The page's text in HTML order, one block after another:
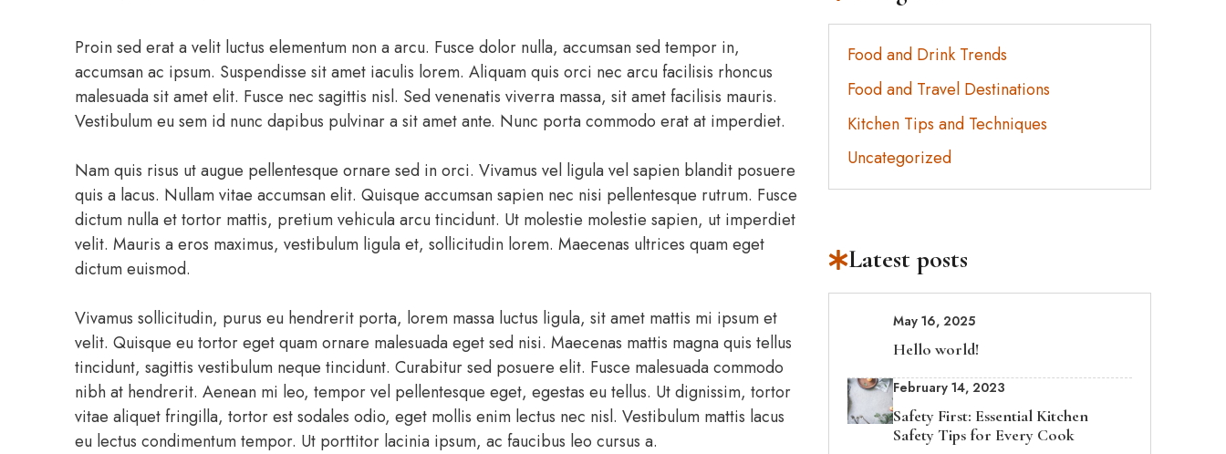
Proin sed erat a velit luctus elementum non a arcu. Fusce dolor nulla, accumsan sed tempor in,
accumsan ac ipsum. Suspendisse sit amet iaculis lorem. Aliquam quis orci nec arcu facilisis rhoncus
malesuada sit amet elit. Fusce nec sagittis nisl. Sed venenatis viverra massa, sit amet facilisis mauris.
Vestibulum eu sem id nunc dapibus pulvinar a sit amet ante. Nunc porta commodo erat at imperdiet.
Nam quis risus ut augue pellentesque ornare sed in orci. Vivamus vel ligula vel sapien blandit posuere
quis a lacus. Nullam vitae accumsan elit. Quisque accumsan sapien nec nisi pellentesque rutrum. Fusce
dictum nulla et tortor mattis, pretium vehicula arcu tincidunt. Ut molestie molestie sapien, ut imperdiet
velit. Mauris a eros maximus, vestibulum ligula et, sollicitudin lorem. Maecenas ultrices quam eget
dictum euismod.
Vivamus sollicitudin, purus eu hendrerit porta, lorem massa luctus ligula, sit amet mattis mi ipsum et
velit. Quisque eu tortor eget quam ornare malesuada eget sed nisi. Maecenas mattis magna quis tellus
tincidunt, sagittis vestibulum neque tincidunt. Curabitur sed posuere elit. Fusce malesuada commodo
nibh at hendrerit. Aenean mi leo, tempor vel pellentesque eget, egestas eu tellus. Ut dignissim, tortor
vitae aliquet fringilla, tortor est sodales odio, eget mollis enim lectus nec nisl. Vestibulum mattis lacus
eu lectus condimentum tempor. Ut porttitor lacinia ipsum, ac faucibus leo cursus a.
Food and Drink Trends
Food and Travel Destinations
Kitchen Tips and Techniques
Uncategorized
Latest posts
May 16, 2025
Hello world!
February 14, 2023
Safety First: Essential Kitchen
Safety Tips for Every Cook